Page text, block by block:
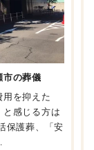
市の葬儀
用を抑えた
と感じる方は
保護葬、「安